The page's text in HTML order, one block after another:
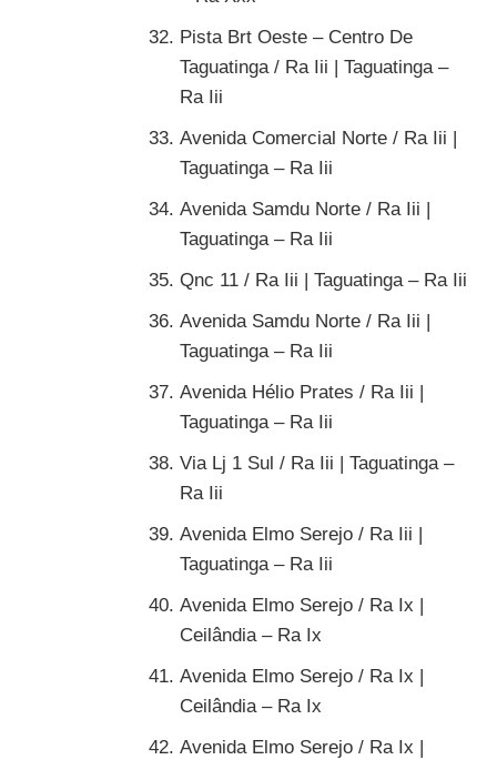
Pista Brt Oeste – Centro De
Taguatinga / Ra Iii | Taguatinga –
Ra Iii
Avenida Comercial Norte / Ra Iii |
Taguatinga – Ra Iii
Avenida Samdu Norte / Ra Iii |
Taguatinga – Ra Iii
Qnc 11 / Ra Iii | Taguatinga – Ra Iii
Avenida Samdu Norte / Ra Iii |
Taguatinga – Ra Iii
Avenida Hélio Prates / Ra Iii |
Taguatinga – Ra Iii
Via Lj 1 Sul / Ra Iii | Taguatinga –
Ra Iii
Avenida Elmo Serejo / Ra Iii |
Taguatinga – Ra Iii
Avenida Elmo Serejo / Ra Ix |
Ceilândia – Ra Ix
Avenida Elmo Serejo / Ra Ix |
Ceilândia – Ra Ix
Avenida Elmo Serejo / Ra Ix |